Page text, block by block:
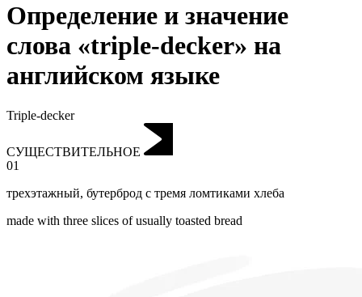
Определение и значение
слова «triple-decker» на
английском языке
Triple-decker
СУЩЕСТВИТЕЛЬНОЕ
01
трехэтажный, бутерброд с тремя ломтиками хлеба
made with three slices of usually toasted bread